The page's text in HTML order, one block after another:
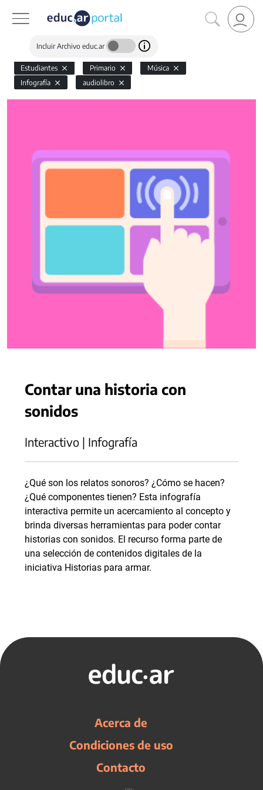
Incluir Archivo educ.ar
Estudiantes Primario
Música
Infografía
audiolibro
Contar una historia con
sonidos
Interactivo | Infografía
¿Qué son los relatos sonoros? ¿Cómo se hacen?
¿Qué componentes tienen? Esta infografía
interactiva permite un acercamiento al concepto y
brinda diversas herramientas para poder contar
historias con sonidos. El recurso forma parte de
una selección de contenidos digitales de la
iniciativa Historias para armar.
Acerca de
Condiciones de uso
Contacto